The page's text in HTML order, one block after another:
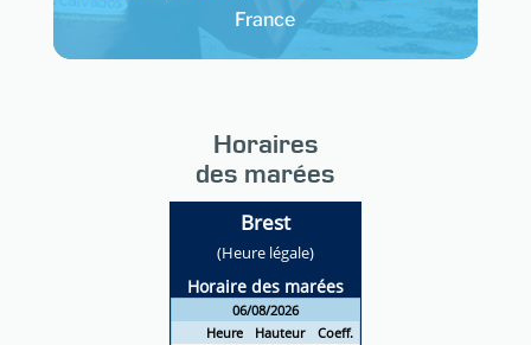
France
Horaires
des marées